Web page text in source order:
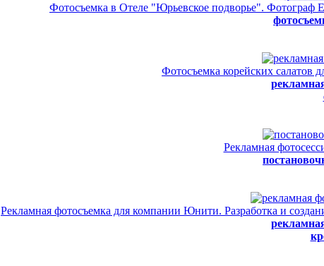
Фотосъемка в Отеле "Юрьевское подворье". Фотограф
Фотосъемка корейских
Рекламная
Рекламная фотосъемка для компании Юнити. Разработка и